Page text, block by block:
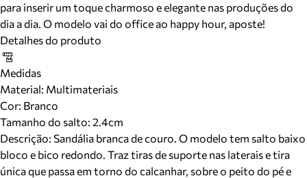
para inserir um toque charmoso e elegante nas produções do
dia a dia. O modelo vai do office ao happy hour, aposte!
Detalhes do produto
Medidas
Material: Multimateriais
Cor: Branco
Tamanho do salto: 2.4cm
Descrição: Sandália branca de couro. O modelo tem salto baixo
bloco e bico redondo. Traz tiras de suporte nas laterais e tira
única que passa em torno do calcanhar, sobre o peito do pé e